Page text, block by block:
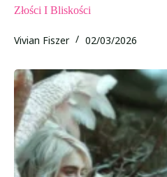
Złości I Bliskości
Vivian Fiszer 02/03/2026